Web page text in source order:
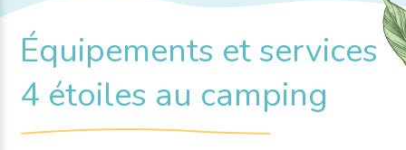
Équipements et services
4 étoiles au camping